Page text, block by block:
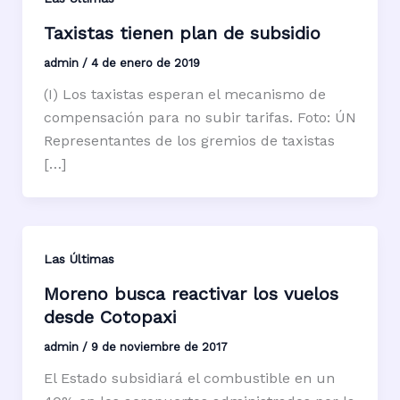
Taxistas tienen plan de subsidio
admin / 4 de enero de 2019
(I) Los taxistas esperan el mecanismo de
compensación para no subir tarifas. Foto: ÚN
Representantes de los gremios de taxistas
[…]
Las Últimas
Moreno busca reactivar los vuelos
desde Cotopaxi
admin / 9 de noviembre de 2017
El Estado subsidiará el combustible en un